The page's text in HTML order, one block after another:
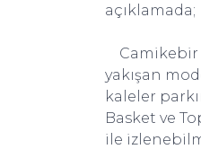
açıklamada;
Camikebir
yakışan
kaleler
Basket ve
ile